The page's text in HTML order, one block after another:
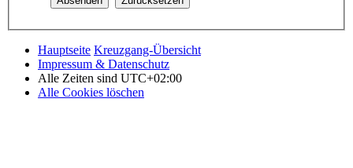
Hauptseite Kreuzgang-Übersicht
Impressum & Datenschutz
Alle Zeiten sind UTC+02:00
Alle Cookies löschen